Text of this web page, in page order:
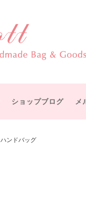
オズの
メアリ
ショル
ショップブログ メ
ハンドバッグ